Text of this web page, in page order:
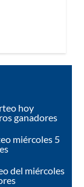
hoy
ganadores
miércoles 5
del miércoles